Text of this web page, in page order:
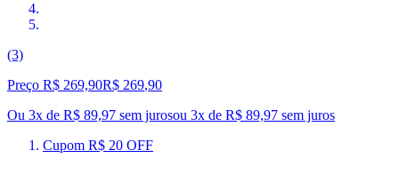
(3)
Preço R$ 269,90R$ 269,90
Ou 3x de R$ 89,97 sem jurosou 3x de R$ 89,97 sem juros
Cupom R$ 20 OFF